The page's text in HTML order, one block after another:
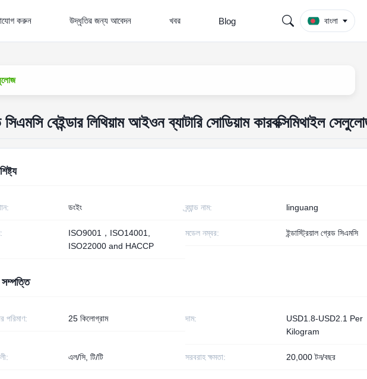
করুন উদ্ধৃতির জন্য আবেদন খবর Blog বাংলা
সিএমসি বেইন্ডার লিথিয়াম আইওন ব্যাটারি সোডিয়াম কারবক্সিমিথাইল
ডংইং ব্র্যান্ড নাম: linguang
ISO9001，ISO14001,
ISO22000 and HACCP
মডেল নম্বর: ইন্ডাস্ট্রিয়াল গ্রেড সিএমসি
সম্পত্তি
পরিমাণ: 25 কিলোগ্রাম দাম:
USD1.8-USD2.1 Per
Kilogram
এল/সি, টি/টি সরবরাহ ক্ষমতা: 20,000 টন/বছর